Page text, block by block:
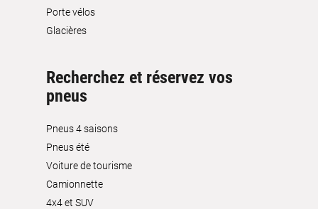
Porte vélos
Glacières
Recherchez et réservez vos
pneus
Pneus 4 saisons
Pneus été
Voiture de tourisme
Camionnette
4x4 et SUV